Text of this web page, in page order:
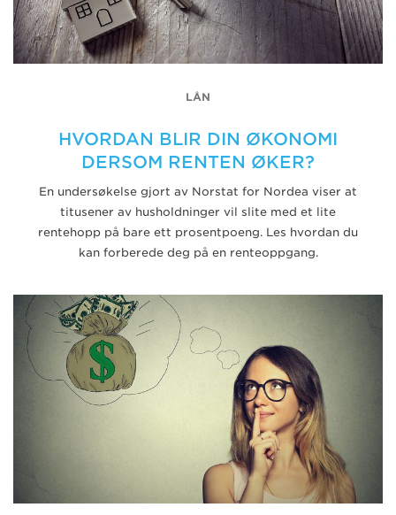
LÅN
HVORDAN BLIR DIN ØKONOMI
DERSOM RENTEN ØKER?
En undersøkelse gjort av Norstat for Nordea viser at
titusener av husholdninger vil slite med et lite
rentehopp på bare ett prosentpoeng. Les hvordan du
kan forberede deg på en renteoppgang.